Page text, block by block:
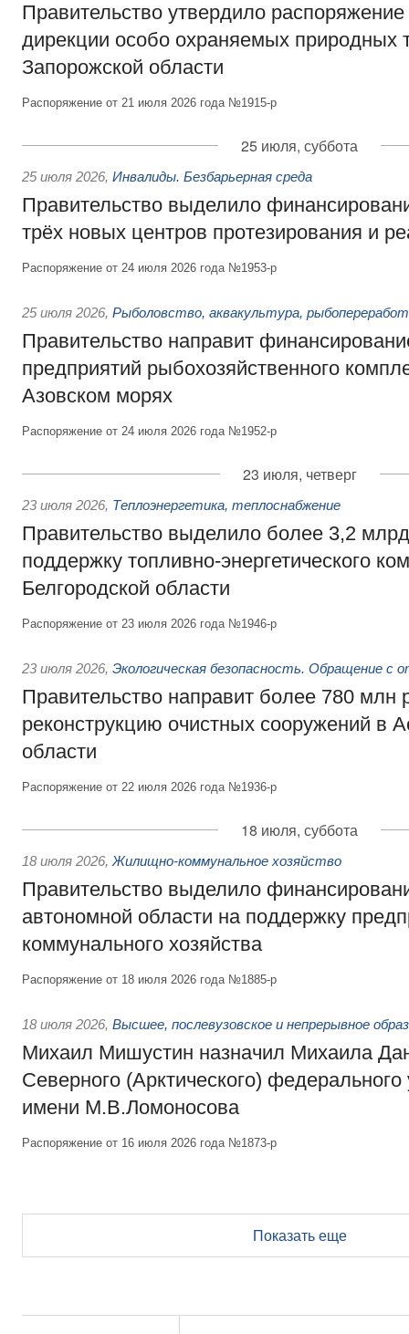
Правительство утвердило
дирекции особо охраняемых природных
Запорожской области
Распоряжение от 21 июля 2026 года №1915-р
25 июля, суббота
25 июля 2026, Инвалиды. Безбарьерная среда
Правительство выделило
трёх новых центров протезирования и
Распоряжение от 24 июля 2026 года №1953-р
25 июля 2026, Рыболовство, аквакультура,
Правительство направит
предприятий рыбохозяйственного
Азовском морях
Распоряжение от 24 июля 2026 года №1952-р
23 июля, четверг
23 июля 2026, Теплоэнергетика, теплоснабжение
Правительство выделило более 3,2
поддержку топливно-энергетического
Белгородской области
Распоряжение от 23 июля 2026 года №1946-р
23 июля 2026, Экологическая безопасность. Обращение с
Правительство направит более 780 млн
реконструкцию очистных сооружений в
области
Распоряжение от 22 июля 2026 года №1936-р
18 июля, суббота
18 июля 2026, Жилищно-коммунальное хозяйство
Правительство выделило
автономной области на поддержку
коммунального хозяйства
Распоряжение от 18 июля 2026 года №1885-р
18 июля 2026, Высшее, послевузовское и непрерывное
Михаил Мишустин назначил Михаила
Северного (Арктического) федерального
имени М.В.Ломоносова
Распоряжение от 16 июля 2026 года №1873-р
Показать еще